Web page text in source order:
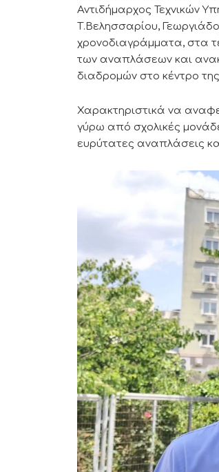
Αντιδήμαρχος Τεχνικών
Τ.Βελησσαρίου,
χρονοδιαγράμματα, στα
των αναπλάσεων και
διαδρομών στο κέντρο
Χαρακτηριστικά να
γύρω από σχολικές
ευρύτατες αναπλάσεις